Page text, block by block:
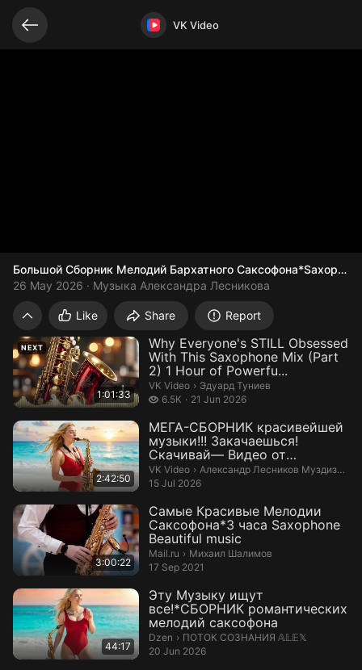
Video opened VK Video
Большой Сборник Мелодий Бархатного
Большой Сборник Мелодий
26 May 2026 Музыка Александра Лесникова
Like Share Report
Related videos
NEXT
1:01:33
Why Everyone's STILL Obsessed
With This Saxophone Mix (Part
2) 1 Hour of Powerfu...
VK Video › Эдуард Туниев.
Эдуард Туниев
6.5K
6.5 thousand views
21 Jun 2026
2:42:50
МЕГА-СБОРНИК красивейшей
музыки!!! Закачаешься!
Скачивай— Видео от
Александр Лесников...
VK Video › Александр Лесников
Александр Лесников Муздизайнер Торжеств
15 Jul 2026
3:00:22
Самые Красивые Мелодии
Саксофона*3 часа Saxophone
Beautiful music
Mail.ru › Михаил Шалимов.
Михаил Шалимов
17 Sep 2021
44:17
Эту Музыку ищут
все!*СБОРНИК романтических
мелодий саксофона
Dzen › ПОТОК СОЗНАНИЯ 𝔸𝕃𝔼𝕏.
ПОТОК СОЗНАНИЯ 𝔸𝕃𝔼𝕏
20 Jun 2026